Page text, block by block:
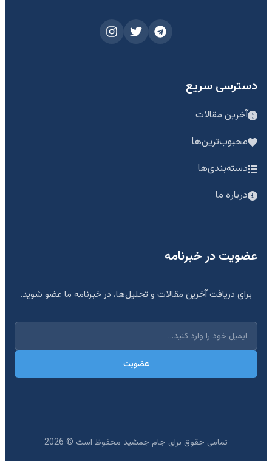
دسترسی سریع
آخرین مقالات
محبوب‌ترین‌ها
دسته‌بندی‌ها
درباره ما
عضویت در خبرنامه
برای دریافت آخرین مقالات و تحلیل‌ها، در خبرنامه ما عضو شوید.
عضویت
تمامی حقوق برای جام جمشید محفوظ است © 2026